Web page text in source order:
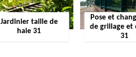
Jardinier taille de
haie 31
Pose et
de grillage et
31